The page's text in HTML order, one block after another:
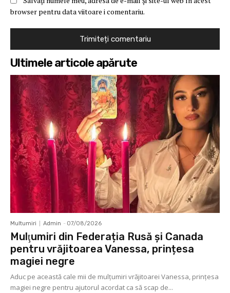
browser pentru data viitoare i comentariu.
Ultimele articole apărute
Multumiri Admin - 07/08/2026
Mulţumiri din Federația Rusă și Canada
pentru vrăjitoarea Vanessa, prințesa
magiei negre
Aduc pe această cale mii de mulţumiri vrăjitoarei Vanessa, prințesa
magiei negre pentru ajutorul acordat ca să scap de...